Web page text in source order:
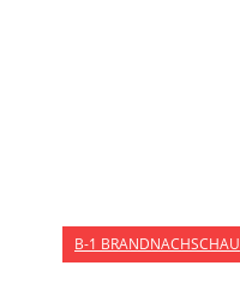
B-1 BRANDNACHSCHAU